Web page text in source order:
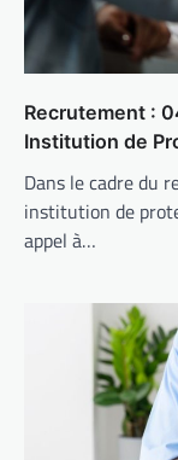
Recrutement :
Institution de
Dans le cadre du
institution de
appel à…